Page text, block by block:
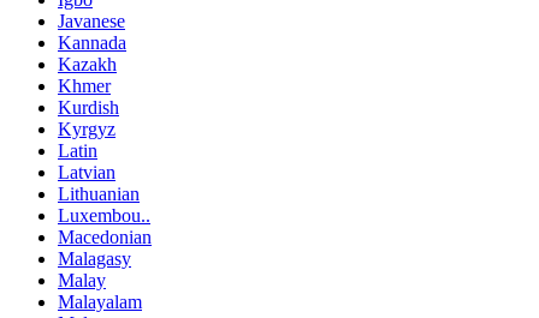
Javanese
Kannada
Kazakh
Khmer
Kurdish
Kyrgyz
Latin
Latvian
Lithuanian
Luxembou..
Macedonian
Malagasy
Malay
Malayalam